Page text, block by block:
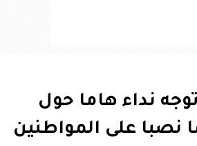
نداء هاما حول
نصبا على المواطنين